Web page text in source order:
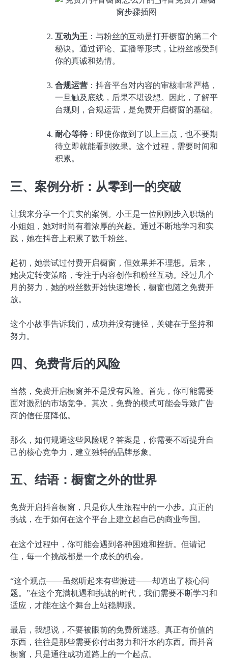
互动为王 ：与粉丝的互动是打开橱窗的第二个
秘诀。通过评论、直播等形式，让粉丝感受到
你的真诚和热情。
合规运营 ：抖音平台对内容的审核非常严格，
一旦触及底线，后果不堪设想。因此，了解平
台规则，合规运营，是免费开启橱窗的基础。
耐心等待：即使你做到了以上三点，也不要期
待立即就能看到效果。这个过程，需要时间和
积累。
三、案例分析：从零到一的突破
让我来分享一个真实的案例。小王是一位刚刚步入职场的
小姐姐，她对时尚有着浓厚的兴趣。通过不断地学习和实
践，她在抖音上积累了数千粉丝。
起初，她尝试过付费开启橱窗，但效果并不理想。后来，
她决定转变策略，专注于内容创作和粉丝互动。经过几个
月的努力，她的粉丝数开始快速增长，橱窗也随之免费开
放。
这个小故事告诉我们，成功并没有捷径，关键在于坚持和
努力。
四、免费背后的风险
当然，免费开启橱窗并不是没有风险。首先，你可能需要
面对激烈的市场竞争。其次，免费的模式可能会导致广告
商的信任度降低。
那么，如何规避这些风险呢？答案是，你需要不断提升自
己的核心竞争力，建立独特的品牌形象。
五、结语：橱窗之外的世界
免费开启抖音橱窗，只是你人生旅程中的一小步。真正的
挑战，在于如何在这个平台上建立起自己的商业帝国。
在这个过程中，你可能会遇到各种困难和挫折。但请记
住，每一个挑战都是一个成长的机会。
“这个观点——虽然听起来有些激进——却道出了核心问
题。”在这个充满机遇和挑战的时代，我们需要不断学习和
适应，才能在这个舞台上站稳脚跟。
最后，我想说，不要被眼前的免费所迷惑。真正有价值的
东西，往往是那些需要你付出努力和汗水的东西。而抖音
橱窗，只是通往成功道路上的一个起点。